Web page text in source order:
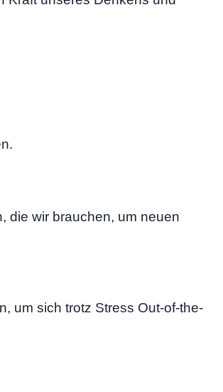
die wir brauchen, um neuen
um sich trotz Stress Out-of-the-